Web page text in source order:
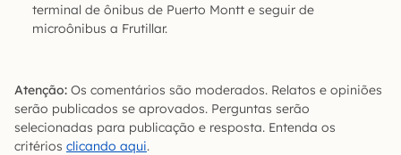
terminal de ônibus de Puerto Montt e seguir de
microônibus a Frutillar.
Atenção: Os comentários são moderados. Relatos e opiniões
serão publicados se aprovados. Perguntas serão
selecionadas para publicação e resposta. Entenda os
critérios clicando aqui.